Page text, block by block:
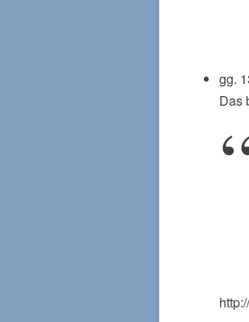
gg.
Das